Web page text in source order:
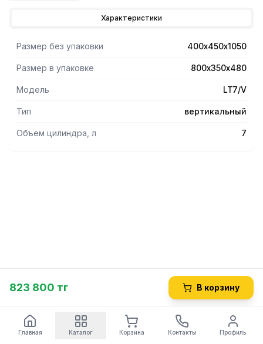
нержавеющей стали, поршень из алюминия, 2 скорости:
мм.
Фото на сайте соответствует машине с СЕ нормами,
поставляется под заказ.
Характеристики
Размер без упаковки 400х450х1050
Размер в упаковке 800х350х480
Модель LT7/V
Тип вертикальный
Объем цилиндра, л 7
823 800 тг В корзину
Главная Каталог Корзина Контакты Профиль